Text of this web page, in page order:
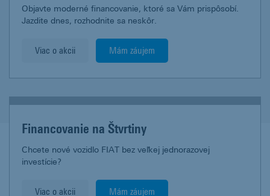
Objavte moderné financovanie, ktoré sa Vám prispôsobí.
Jazdite dnes, rozhodnite sa neskôr.
Viac o akcii Mám záujem
Financovanie na Štvrtiny
Chcete nové vozidlo FIAT bez veľkej jednorazovej
investície?
Viac o akcii Mám záujem